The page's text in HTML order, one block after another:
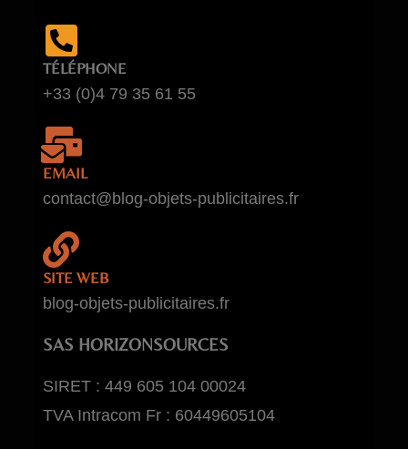
TÉLÉPHONE
+33 (0)4 79 35 61 55
EMAIL
contact@blog-objets-publicitaires.fr
SITE WEB
blog-objets-publicitaires.fr
SAS HORIZONSOURCES
SIRET : 449 605 104 00024
TVA Intracom Fr : 60449605104